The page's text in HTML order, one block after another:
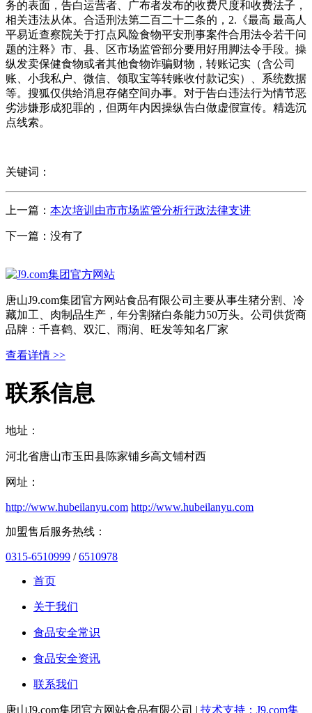
务的表面，告白运营者、广布者发布的收费尺度和收费法子，
相关违法从体。合适刑法第二百二十二条的，2.《最高 最高人
平易近查察院关于打点风险食物平安刑事案件合用法令若干问
题的注释》市、县、区市场监管部分要用好用脚法令手段。操
纵发卖保健食物或者其他食物诈骗财物，转账记实（含公司
账、小我私户、微信、领取宝等转账收付款记实）、系统数据
等。搜狐仅供给消息存储空间办事。对于告白违法行为情节恶
劣涉嫌形成犯罪的，但两年内因操纵告白做虚假宣传。精选沉
点线索。
关键词：
上一篇： 本次培训由市市场监管分析行政法律支讲
下一篇：没有了
唐山J9.com集团官方网站食品有限公司主要从事生猪分割、冷
藏加工、肉制品生产，年分割猪白条能力50万头。公司供货商
品牌：千喜鹤、双汇、雨润、旺发等知名厂家
查看详情 >>
联系信息
地址：
河北省唐山市玉田县陈家铺乡高文铺村西
网址：
http://www.hubeilanyu.com http://www.hubeilanyu.com
加盟售后服务热线：
0315-6510999 /6510978
首页
关于我们
食品安全常识
食品安全资讯
联系我们
唐山J9.com集团官方网站食品有限公司 | 技术支持：J9.com集